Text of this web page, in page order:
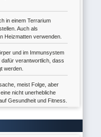
in einem Terrarium
Auch als
Heizmatten verwenden.
und im Immunsystem
dafür verantwortlich, dass
werden.
meist Folge, aber
nicht unerhebliche
Gesundheit und Fitness.